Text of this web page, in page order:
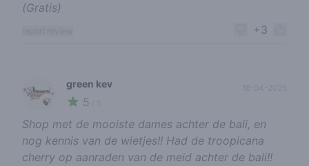
(Gratis)
+3
🍃
green kev
5
Shop met de mooiste dames achter de bali, en
nog kennis van de wietjes!! Had de troopicana
cherry op aanraden van de meid achter de bali!!